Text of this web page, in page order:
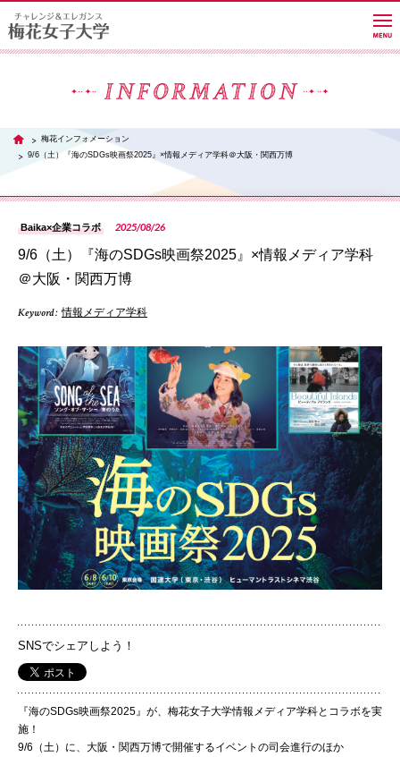
キャンパスライフ
進路・就職
国際交流
産学連携
入試情報
交通アクセス
代表
072-643-6221
TOP 梅花インフォメーション
9/6（土）『海のSDGs映画祭2025』×情報メディア学科＠大阪・関西万博
Baika×企業コラボ 2025/08/26
9/6（土）『海のSDGs映画祭2025』×情報メディア学科
＠大阪・関西万博
Keyword : 情報メディア学科
SNSでシェアしよう！
『海のSDGs映画祭2025』が、梅花女子大学情報メディア学科とコラボを実
施！
9/6（土）に、大阪・関西万博で開催するイベントの司会進行のほか